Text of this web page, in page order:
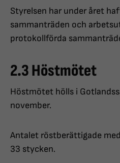
Styrelsen har under året
sammanträden och
protokollförda
2.3 Höstmötet
Höstmötet hölls i
november.
Antalet röstberättigade
33 stycken.